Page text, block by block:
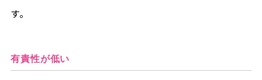
す。
有責性が低い